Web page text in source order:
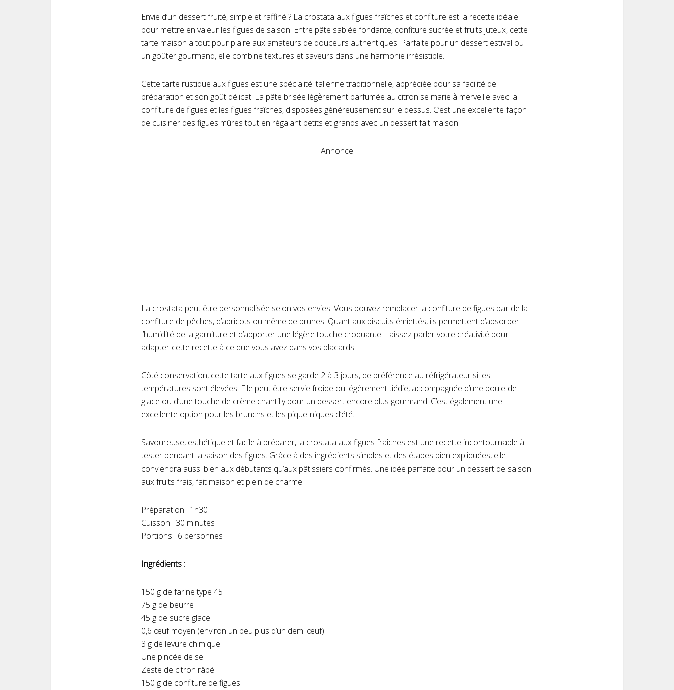
Envie d’un dessert fruité, simple et raffiné ? La crostata aux figues fraîches et confiture est la recette idéale
pour mettre en valeur les figues de saison. Entre pâte sablée fondante, confiture sucrée et fruits juteux, cette
tarte maison a tout pour plaire aux amateurs de douceurs authentiques. Parfaite pour un dessert estival ou
un goûter gourmand, elle combine textures et saveurs dans une harmonie irrésistible.
Cette tarte rustique aux figues est une spécialité italienne traditionnelle, appréciée pour sa facilité de
préparation et son goût délicat. La pâte brisée légèrement parfumée au citron se marie à merveille avec la
confiture de figues et les figues fraîches, disposées généreusement sur le dessus. C’est une excellente façon
de cuisiner des figues mûres tout en régalant petits et grands avec un dessert fait maison.
Annonce
La crostata peut être personnalisée selon vos envies. Vous pouvez remplacer la confiture de figues par de la
confiture de pêches, d’abricots ou même de prunes. Quant aux biscuits émiettés, ils permettent d’absorber
l’humidité de la garniture et d’apporter une légère touche croquante. Laissez parler votre créativité pour
adapter cette recette à ce que vous avez dans vos placards.
Côté conservation, cette tarte aux figues se garde 2 à 3 jours, de préférence au réfrigérateur si les
températures sont élevées. Elle peut être servie froide ou légèrement tiédie, accompagnée d’une boule de
glace ou d’une touche de crème chantilly pour un dessert encore plus gourmand. C’est également une
excellente option pour les brunchs et les pique-niques d’été.
Savoureuse, esthétique et facile à préparer, la crostata aux figues fraîches est une recette incontournable à
tester pendant la saison des figues. Grâce à des ingrédients simples et des étapes bien expliquées, elle
conviendra aussi bien aux débutants qu’aux pâtissiers confirmés. Une idée parfaite pour un dessert de saison
aux fruits frais, fait maison et plein de charme.
Préparation : 1h30
Cuisson : 30 minutes
Portions : 6 personnes
Ingrédients :
150 g de farine type 45
75 g de beurre
45 g de sucre glace
0,6 œuf moyen (environ un peu plus d’un demi œuf)
3 g de levure chimique
Une pincée de sel
Zeste de citron râpé
150 g de confiture de figues